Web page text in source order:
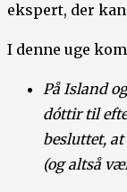
ekspert, der
I denne uge
På Island
dóttir til
besluttet,
(og altså